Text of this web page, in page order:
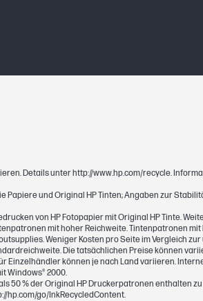
yellow
672
1 Gelb (ca. 300 Seiten)
Details unter http://www.hp.com/recycle.
und Original HP Tinten; Angaben zur
von HP Fotopapier mit Original HP Tinte.
mit hoher Reichweite. Tintenpatronen
Weniger Kosten pro Seite im Vergleich
Die tatsächlichen Preise können
Einzelhändler können je nach Land variieren.
Windows® 2000.
50 % der Original HP Druckerpatronen enthalten
hp.com/go/InkRecycledContent.